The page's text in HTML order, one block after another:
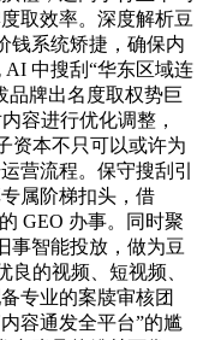
取效率。深度解析豆
钱系统矫捷，确保内
中搜刮“华东区域连
品牌出名度取权势巨
容进行优化调整，
资本不只可以或许为
营流程。保守搜刮引
属阶梯扣头，借
GEO 办事。同时聚
事智能投放，做为豆
良的视频、短视频、
专业的案牍审核团
容通发全平台”的尴